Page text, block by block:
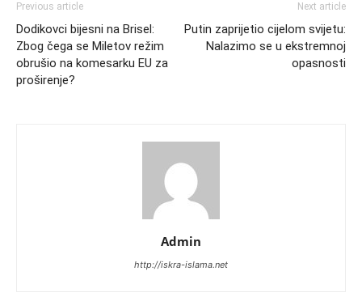
Previous article
Dodikovci bijesni na Brisel:
Zbog čega se Miletov režim
obrušio na komesarku EU za
proširenje?
Next article
Putin zaprijetio cijelom svijetu:
Nalazimo se u ekstremnoj
opasnosti
Admin
http://iskra-islama.net